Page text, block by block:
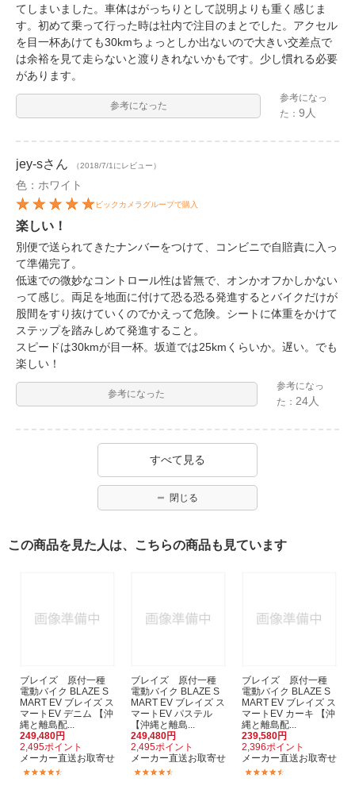
てしまいました。車体はがっちりとして説明よりも重く感じま
す。初めて乗って行った時は社内で注目のまとでした。アクセル
を目一杯あけても30kmちょっとしか出ないので大きい交差点で
は余裕を見て走らないと渡りきれないかもです。少し慣れる必要
があります。
参考になった
参考になっ
た：9人
jey-sさん （2018/7/1にレビュー）
色：ホワイト
ビックカメラグループで購入
楽しい！
別便で送られてきたナンバーをつけて、コンビニで自賠責に入っ
て準備完了。
低速での微妙なコントロール性は皆無で、オンかオフかしかない
って感じ。両足を地面に付けて恐る恐る発進するとバイクだけが
股間をすり抜けていくのでかえって危険。シートに体重をかけて
ステップを踏みしめて発進すること。
スピードは30kmが目一杯。坂道では25kmくらいか。遅い。でも
楽しい！
参考になった
参考になっ
た： 24人
すべて見る
閉じる
この商品を見た人は、こちらの商品も見ています
ブレイズ 原付一種
電動バイク BLAZE S
MART EV ブレイズ ス
マートEV デニム 【沖
縄と離島配...
249,480円
2,495ポイント
メーカー直送お取寄せ
ブレイズ 原付一種
電動バイク BLAZE S
MART EV ブレイズ ス
マートEV パステル
【沖縄と離島...
249,480円
2,495ポイント
メーカー直送お取寄せ
ブレイズ 原付一種
電動バイク BLAZE S
MART EV ブレイズ ス
マートEV カーキ 【沖
縄と離島配...
239,580円
2,396ポイント
メーカー直送お取寄せ